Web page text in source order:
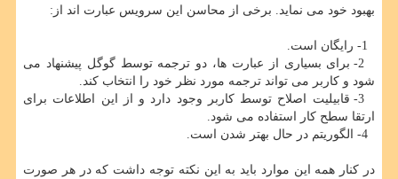
بهبود خود می نماید. برخی از محاسن این سرویس عبارت اند از:
2- برای بسیاری از عبارت ها، دو ترجمه توسط گوگل پیشنهاد می
شود و کاربر می تواند ترجمه مورد نظر خود را انتخاب کند.
3- قابیلیت اصلاح توسط کاربر وجود دارد و از این اطلاعات برای
ارتقا سطح کار استفاده می شود.
در کنار همه این موارد باید به این نکته توجه داشت که در هر صورت